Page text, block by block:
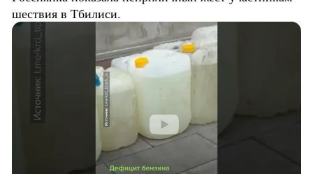
шествия в Тбилиси.